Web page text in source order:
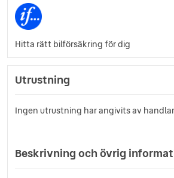
Hitta rätt bilförsäkring för dig
Utrustning
Ingen utrustning har angivits av
Beskrivning och övrig